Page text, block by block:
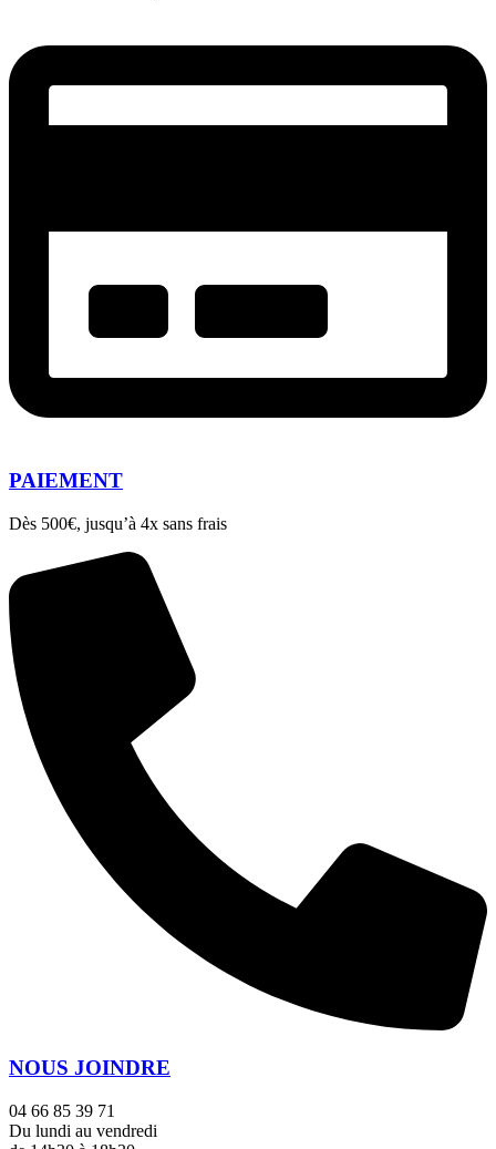
PAIEMENT
Dès 500€, jusqu’à 4x sans frais
NOUS JOINDRE
04 66 85 39 71
Du lundi au vendredi